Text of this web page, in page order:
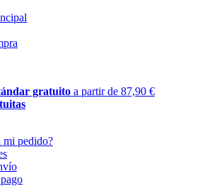
gratuito a partir de 87,90 €
mi pedido?